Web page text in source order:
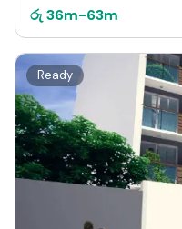
රු 36m-63m
Ready